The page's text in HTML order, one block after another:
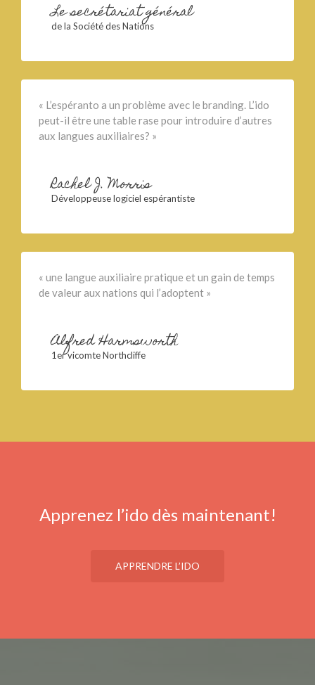
Le secrétariat général
de la Société des Nations
« L’espéranto a un problème avec le branding. L’ido
peut-il être une table rase pour introduire d’autres
aux langues auxiliaires? »
Rachel J. Morris
Développeuse logiciel espérantiste
« une langue auxiliaire pratique et un gain de temps
de valeur aux nations qui l’adoptent »
Alfred Harmsworth
1er vicomte Northcliffe
Apprenez l’ido dès maintenant!
APPRENDRE L’IDO